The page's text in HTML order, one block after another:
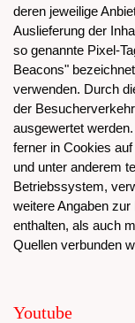
deren jeweilige
Auslieferung der
so genannte Pixel-
Beacons"
verwenden. Durch
der
ausgewertet
ferner in Cookies
und unter anderem
Betriebssystem,
weitere Angaben
enthalten, als auch
Quellen verbunden
Youtube